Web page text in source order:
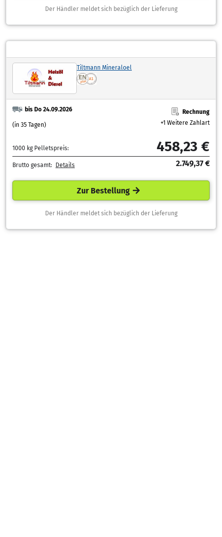
Der Händler meldet sich bezüglich der Lieferung
Tiltmann Mineraloel
bis Do 24.09.2026
(in 35 Tagen)
Rechnung
+1 Weitere Zahlart
1000 kg Pelletspreis: 458,23 €
Brutto gesamt: Details 2.749,37 €
Zur Bestellung
Der Händler meldet sich bezüglich der Lieferung